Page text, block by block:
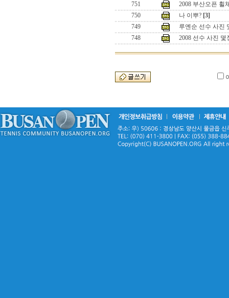
751
2008 부산오픈 휠
750
나 이뿌? [3]
749
루옌순 선수 사진
748
2008 선수 사진 몇